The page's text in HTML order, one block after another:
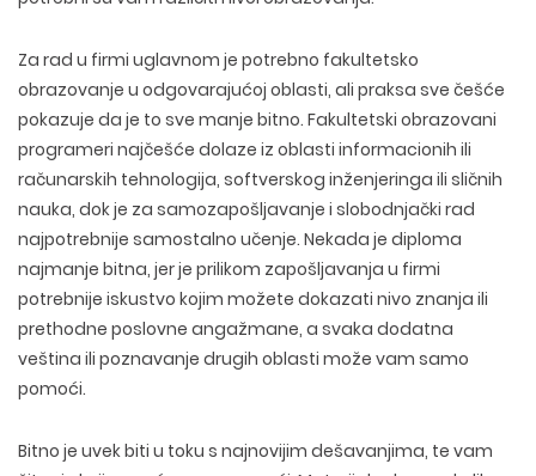
Za rad u firmi uglavnom je potrebno fakultetsko
obrazovanje u odgovarajućoj oblasti, ali praksa sve češće
pokazuje da je to sve manje bitno. Fakultetski obrazovani
programeri najčešće dolaze iz oblasti informacionih ili
računarskih tehnologija, softverskog inženjeringa ili sličnih
nauka, dok je za samozapošljavanje i slobodnjački rad
najpotrebnije samostalno učenje. Nekada je diploma
najmanje bitna, jer je prilikom zapošljavanja u firmi
potrebnije iskustvo kojim možete dokazati nivo znanja ili
prethodne poslovne angažmane, a svaka dodatna
veština ili poznavanje drugih oblasti može vam samo
pomoći.
Bitno je uvek biti u toku s najnovijim dešavanjima, te vam